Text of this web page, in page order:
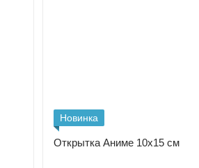
Новинка
Открытка Аниме 10х15 см